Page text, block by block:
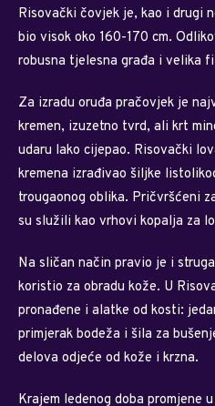
Risovački čovjek je, kao i drugi
bio visok oko 160-170 cm.
robusna tjelesna građa i velika
Za izradu oruđa pračovjek je
kremen, izuzetno tvrd, ali krt
udaru lako cijepao. Risovački
kremena izrađivao šiljke
trougaonog oblika. Pričvršćeni
su služili kao vrhovi kopalja za
Na sličan način pravio je i
koristio za obradu kože. U
pronađene i alatke od kosti:
primjerak bodeža i šila za
delova odjeće od kože i krzna.
Krajem ledenog doba promjene